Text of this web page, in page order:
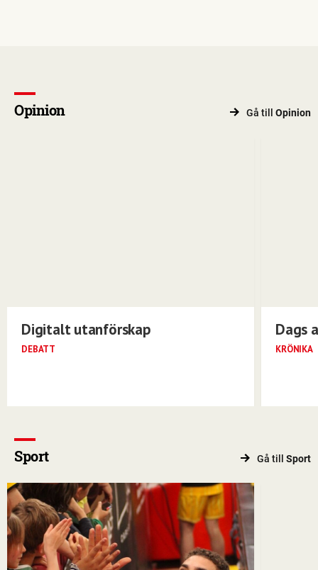
Opinion Gå till Opinion
Digitalt utanförskap
DEBATT
Dags
KRÖNIKA
Sport Gå till Sport